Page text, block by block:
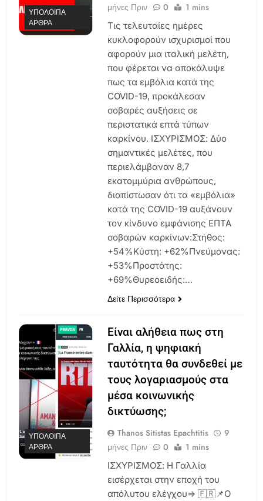
ΥΠΌΛΟΙΠΑ
ΆΡΘΡΑ
μήνες Πριν
0 1 mins
Τις τελευταίες ημέρες
κυκλοφορούν ισχυρισμοί που
αφορούν μια ιταλική μελέτη,
που φέρεται να αποκάλυψε
πως τα εμβόλια κατά της
COVID-19, προκάλεσαν
σοβαρές αυξήσεις σε
περιστατικά επτά τύπων
καρκίνου. ΙΣΧΥΡΙΣΜΟΣ: Δύο
σημαντικές μελέτες, που
περιελάμβαναν 8,7
εκατομμύρια ανθρώπους,
διαπίστωσαν ότι τα «εμβόλια»
κατά της COVID-19 αυξάνουν
τον κίνδυνο εμφάνισης ΕΠΤΑ
σοβαρών καρκίνων:Στήθος:
+54%Κύστη: +62%Πνεύμονας:
+53%Προστάτης:
+69%Θυρεοειδής:…
Δείτε Περισσότερα
ΥΠΌΛΟΙΠΑ
ΆΡΘΡΑ
Είναι αλήθεια πως στη
Γαλλία, η ψηφιακή
ταυτότητα θα συνδεθεί με
τους λογαριασμούς στα
μέσα κοινωνικής
δικτύωσης;
Thanos Sitistas Epachtitis
9
μήνες Πριν
0 1 mins
ΙΣΧΥΡΙΣΜΟΣ: Η Γαλλία
εισέρχεται στην εποχή του
απόλυτου ελέγχου=> 🇫🇷📌Ο